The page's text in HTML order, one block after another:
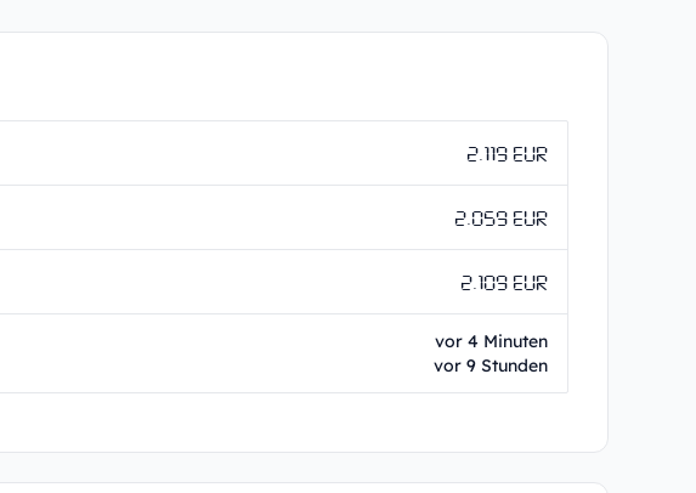
2.119 EUR
2.059 EUR
2.109 EUR
vor 4 Minuten
vor 9 Stunden